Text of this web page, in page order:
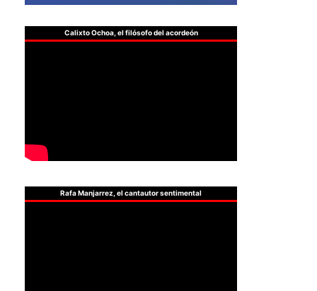
Calixto Ochoa, el filósofo del acordeón
Rafa Manjarrez, el cantautor sentimental